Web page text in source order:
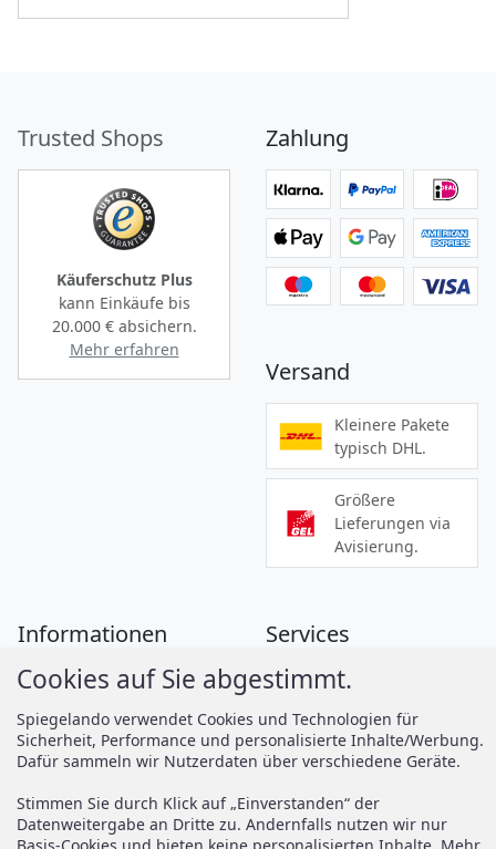
Trusted Shops
Käuferschutz Plus
kann Einkäufe bis
20.000 €absichern.
Mehr erfahren
Zahlung
Versand
Kleinere Pakete
typisch DHL.
Größere
Lieferungen via
Avisierung.
Informationen
Zahlung
Versand
AGB
Vertrag widerrufen
Services
Montageanleitungen
Spiegelando Magazin
Support
Cookies auf Sie abgestimmt.
Spiegelando verwendet Cookies und Technologien für
Sicherheit, Performance und personalisierte Inhalte/Werbung.
Dafür sammeln wir Nutzerdaten über verschiedene Geräte.
Stimmen Sie durch Klick auf „Einverstanden“ der
Datenweitergabe an Dritte zu. Andernfalls nutzen wir nur
Basis-Cookies und bieten keine personalisierten Inhalte. Mehr